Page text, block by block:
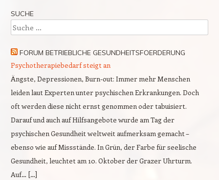
SUCHE
Suche
FORUM BETRIEBLICHE GESUNDHEITSFOERDERUNG
Psychotherapiebedarf steigt an
Ängste, Depressionen, Burn-out: Immer mehr Menschen
leiden laut Experten unter psychischen Erkrankungen. Doch
oft werden diese nicht ernst genommen oder tabuisiert.
Darauf und auch auf Hilfsangebote wurde am Tag der
psychischen Gesundheit weltweit aufmerksam gemacht –
ebenso wie auf Missstände. In Grün, der Farbe für seelische
Gesundheit, leuchtet am 10. Oktober der Grazer Uhrturm.
Auf… […]